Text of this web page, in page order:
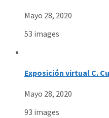
Mayo 28, 2020
53 images
Exposición virtual C.
Mayo 28, 2020
93 images